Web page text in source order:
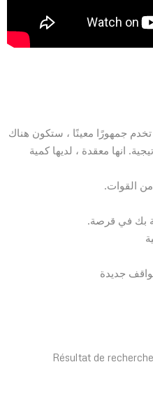
تخدم جمهورًا معينًا ، ستكون هناك
انها معقدة ، لديها كمية
القوات.
بك في قرصة.
جديدة